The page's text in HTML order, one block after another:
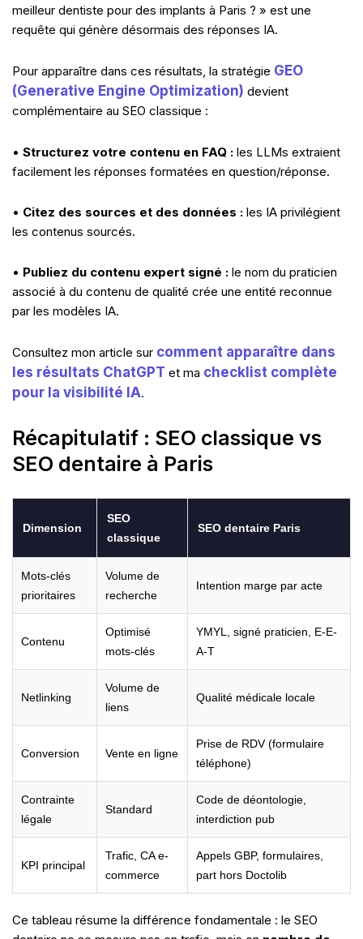
meilleur dentiste pour des implants à Paris ? » est une
requête qui génère désormais des réponses IA.
Pour apparaître dans ces résultats, la stratégie GEO
(Generative Engine Optimization) devient
complémentaire au SEO classique :
• Structurez votre contenu en FAQ : les LLMs extraient
facilement les réponses formatées en question/réponse.
• Citez des sources et des données : les IA privilégient
les contenus sourcés.
• Publiez du contenu expert signé : le nom du praticien
associé à du contenu de qualité crée une entité reconnue
par les modèles IA.
Consultez mon article sur comment apparaître dans
les résultats ChatGPT et ma checklist complète
pour la visibilité IA.
Récapitulatif : SEO classique vs
SEO dentaire à Paris
Dimension
SEO
classique
SEO dentaire Paris
Mots-clés
prioritaires
Volume de
recherche
Intention marge par acte
Contenu
Optimisé
mots-clés
YMYL, signé praticien, E-E-
A-T
Netlinking
Volume de
liens
Qualité médicale locale
Conversion Vente en ligne
Prise de RDV (formulaire
téléphone)
Contrainte
légale
Standard
Code de déontologie,
interdiction pub
KPI principal
Trafic, CA e-
commerce
Appels GBP, formulaires,
part hors Doctolib
Ce tableau résume la différence fondamentale : le SEO